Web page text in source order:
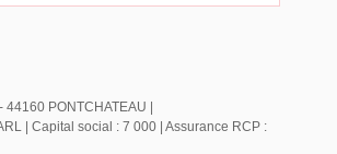
PONTCHATEAU |
| Capital social : 7 000 | Assurance RCP :